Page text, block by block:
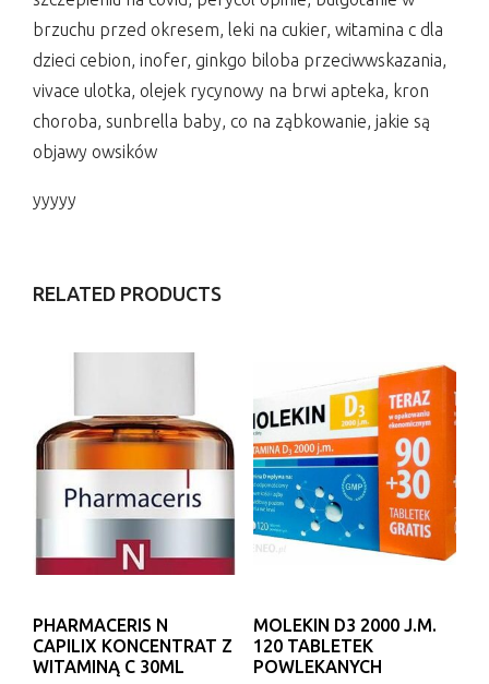
brzuchu przed okresem, leki na cukier, witamina c dla
dzieci cebion, inofer, ginkgo biloba przeciwwskazania,
vivace ulotka, olejek rycynowy na brwi apteka, kron
choroba, sunbrella baby, co na ząbkowanie, jakie są
objawy owsików
yyyyy
RELATED PRODUCTS
PHARMACERIS N
CAPILIX KONCENTRAT Z
WITAMINĄ C 30ML
MOLEKIN D3 2000 J.M.
120 TABLETEK
POWLEKANYCH